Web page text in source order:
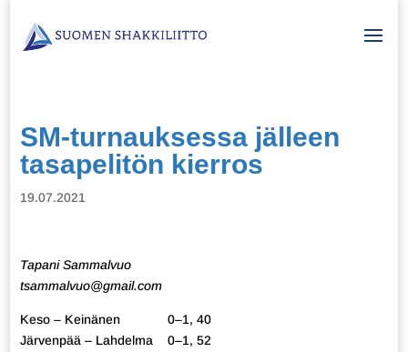
SM-turnauksessa jälleen
tasapelitön kierros
19.07.2021
Tapani Sammalvuo
tsammalvuo@gmail.com
Keso – Keinänen 0–1, 40
Järvenpää – Lahdelma 0–1, 52